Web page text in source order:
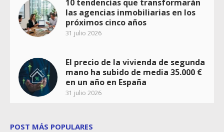
10 tendencias que transformarán
las agencias inmobiliarias en los
próximos cinco años
31 julio 2026
El precio de la vivienda de segunda
mano ha subido de media 35.000 €
en un año en España
31 julio 2026
POST MÁS POPULARES